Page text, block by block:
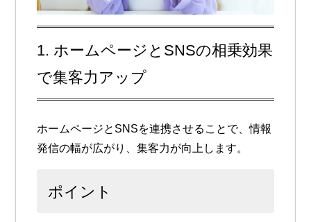
1. ホームページとSNSの相乗効果
で集客力アップ
ホームページとSNSを連携させることで、情報
発信の幅が広がり、集客力が向上します。
ポイント